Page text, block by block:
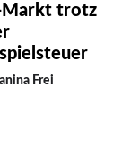
Markt trotz
Frei